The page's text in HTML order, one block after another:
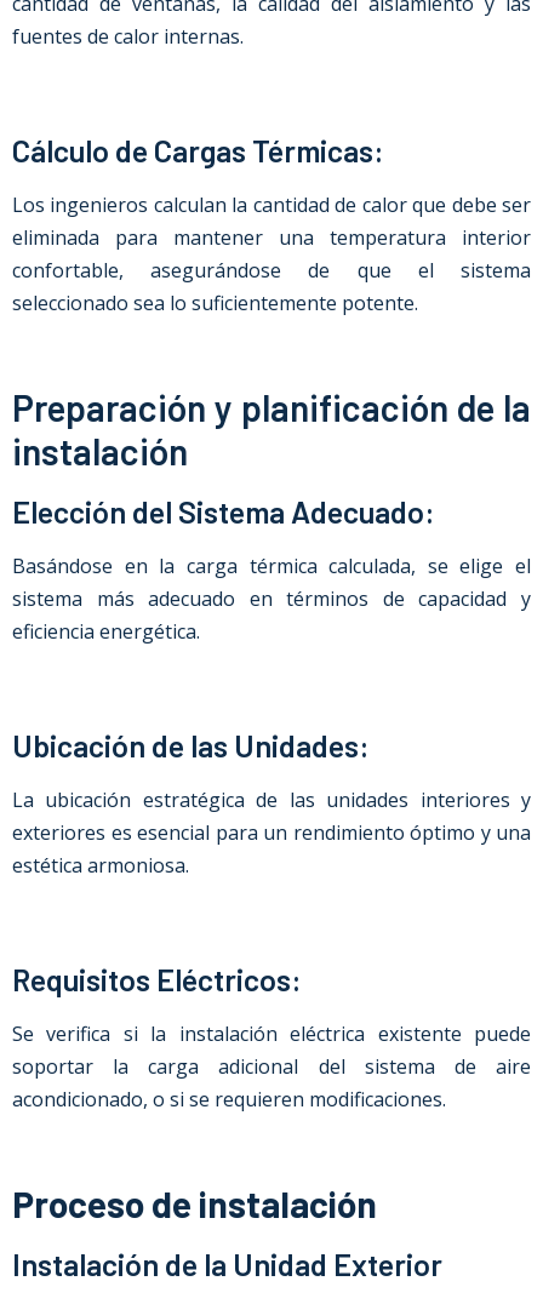
fuentes de calor internas.
Cálculo de Cargas Térmicas:
Los ingenieros calculan la cantidad de calor que debe ser
eliminada para mantener una temperatura interior
confortable, asegurándose de que el sistema
seleccionado sea lo suficientemente potente.
Preparación y planificación de la
instalación
Elección del Sistema Adecuado:
Basándose en la carga térmica calculada, se elige el
sistema más adecuado en términos de capacidad y
eficiencia energética.
Ubicación de las Unidades:
La ubicación estratégica de las unidades interiores y
exteriores es esencial para un rendimiento óptimo y una
estética armoniosa.
Requisitos Eléctricos:
Se verifica si la instalación eléctrica existente puede
soportar la carga adicional del sistema de aire
acondicionado, o si se requieren modificaciones.
Proceso de instalación
Instalación de la Unidad Exterior